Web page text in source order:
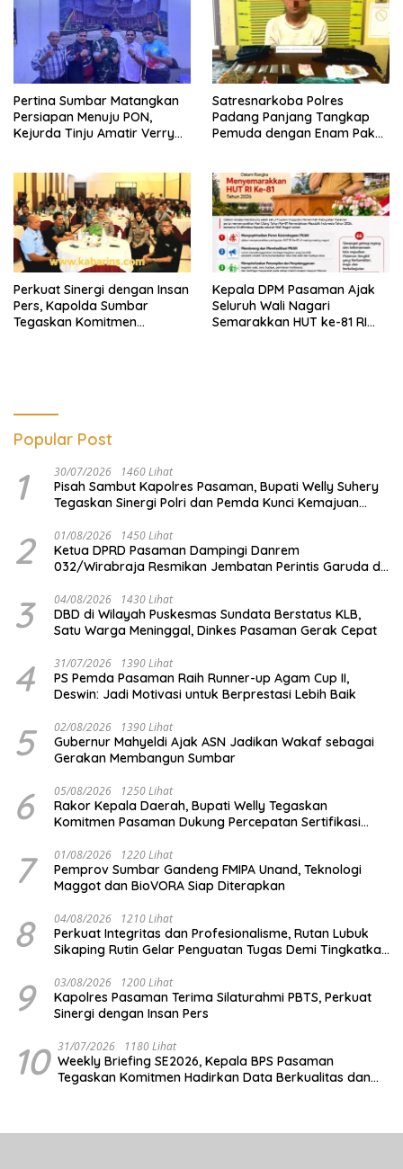
Pertina Sumbar Matangkan
Persiapan Menuju PON,
Kejurda Tinju Amatir Verry
Satresnarkoba Polres
Padang Panjang Tangkap
Pemuda dengan Enam Paket
Perkuat Sinergi dengan Insan
Pers, Kapolda Sumbar
Tegaskan Komitmen
Kepala DPM Pasaman Ajak
Seluruh Wali Nagari
Semarakkan HUT ke-81 RI
Popular Post
1 30/07/2026 1460 Lihat
Pisah Sambut Kapolres Pasaman, Bupati Welly Suhery
Tegaskan Sinergi Polri dan Pemda Kunci Kemajuan
2 01/08/2026 1450 Lihat
Ketua DPRD Pasaman Dampingi Danrem
032/Wirabraja Resmikan Jembatan Perintis Garuda di
3 04/08/2026 1430 Lihat
DBD di Wilayah Puskesmas Sundata Berstatus KLB,
Satu Warga Meninggal, Dinkes Pasaman Gerak Cepat
4 31/07/2026 1390 Lihat
PS Pemda Pasaman Raih Runner-up Agam Cup II,
Deswin: Jadi Motivasi untuk Berprestasi Lebih Baik
5 02/08/2026 1390 Lihat
Gubernur Mahyeldi Ajak ASN Jadikan Wakaf sebagai
Gerakan Membangun Sumbar
6 05/08/2026 1250 Lihat
Rakor Kepala Daerah, Bupati Welly Tegaskan
Komitmen Pasaman Dukung Percepatan Sertifikasi
7 01/08/2026 1220 Lihat
Pemprov Sumbar Gandeng FMIPA Unand, Teknologi
Maggot dan BioVORA Siap Diterapkan
8 04/08/2026 1210 Lihat
Perkuat Integritas dan Profesionalisme, Rutan Lubuk
Sikaping Rutin Gelar Penguatan Tugas Demi Tingkatkan
9 03/08/2026 1200 Lihat
Kapolres Pasaman Terima Silaturahmi PBTS, Perkuat
Sinergi dengan Insan Pers
10 31/07/2026 1180 Lihat
Weekly Briefing SE2026, Kepala BPS Pasaman
Tegaskan Komitmen Hadirkan Data Berkualitas dan